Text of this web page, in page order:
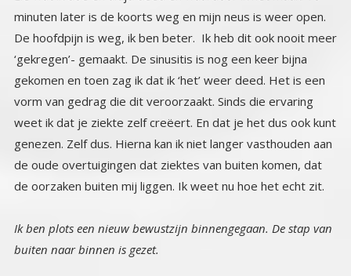
de oorzaken buiten mij liggen. Ik weet nu hoe het echt zit.
Ik ben plots een nieuw bewustzijn binnengegaan. De stap van
buiten naar binnen is gezet.